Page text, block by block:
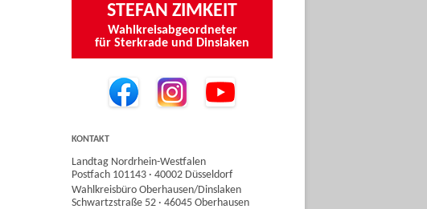
STEFAN ZIMKEIT
Wahlkreisabgeordneter
für Sterkrade und Dinslaken
KONTAKT
Landtag Nordrhein-Westfalen
Postfach 101143 · 40002 Düsseldorf
Wahlkreisbüro Oberhausen/Dinslaken
Schwartzstraße 52 · 46045 Oberhausen